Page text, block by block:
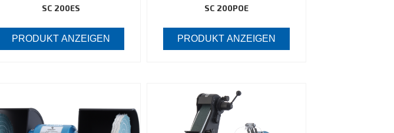
SC 200ES
PRODUKT ANZEIGEN
SC 200POE
PRODUKT ANZEIGEN